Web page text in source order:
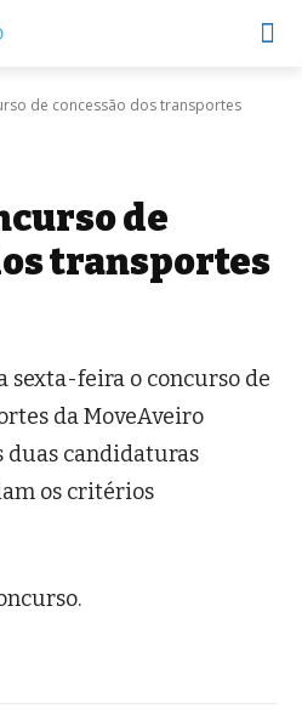
de concessão dos transportes
de
transportes
sexta-feira o concurso de
da MoveAveiro
duas candidaturas
os critérios